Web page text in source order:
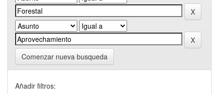
Comenzar nueva busqueda
Añadir filtros: